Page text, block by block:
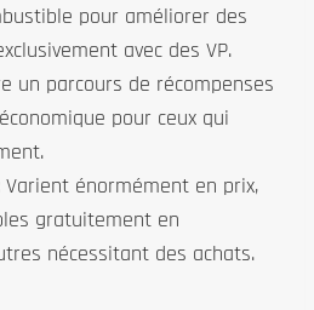
pour améliorer des
avec des VP.
un parcours de récompenses
pour ceux qui
Varient énormément en prix,
gratuitement en
nécessitant des achats.